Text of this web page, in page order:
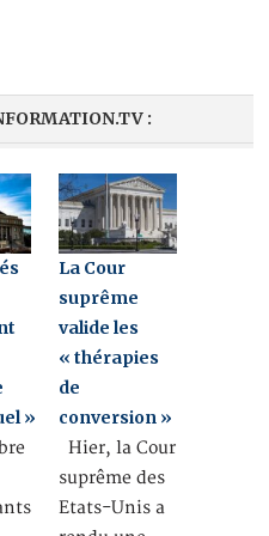
:
»
La Cour
suprême
valide les
« thérapies
de
conversion »
Hier, la Cour
suprême des
Etats-Unis a